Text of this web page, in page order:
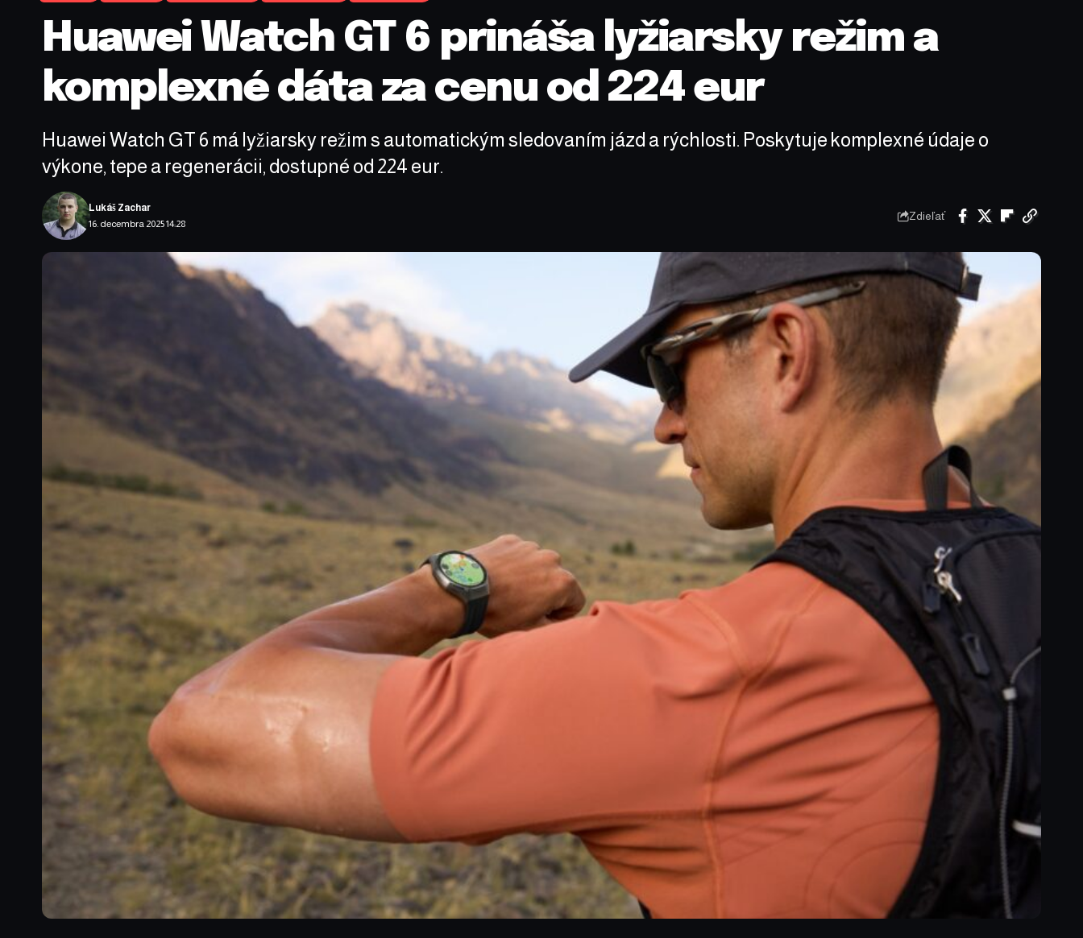
Huawei Watch GT 6 prináša lyžiarsky režim a
komplexné dáta za cenu od 224 eur
Huawei Watch GT 6 má lyžiarsky režim s automatickým sledovaním jázd a rýchlosti. Poskytuje komplexné údaje o
výkone, tepe a regenerácii, dostupné od 224 eur.
16. decembra 2025 14:28
Lukáš Zachar
Zdieľať